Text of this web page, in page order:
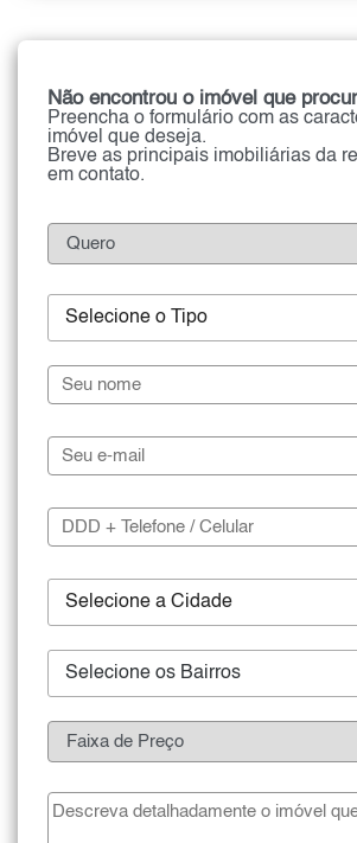
Não encontrou o imóvel que
Preencha o formulário com as
imóvel que deseja.
Breve as principais imobiliárias da
em contato.
Selecione o Tipo
Selecione a Cidade
Selecione os Bairros